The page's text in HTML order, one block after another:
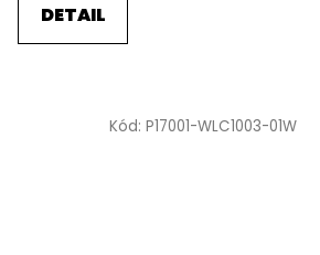
DETAIL
Kód: P17001-WLC1003-01W